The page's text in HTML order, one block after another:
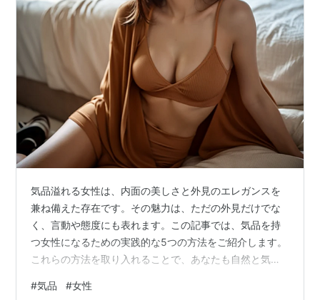
気品溢れる女性は、内面の美しさと外見のエレガンスを
兼ね備えた存在です。その魅力は、ただの外見だけでな
く、言動や態度にも表れます。この記事では、気品を持
つ女性になるための実践的な5つの方法をご紹介します。
これらの方法を取り入れることで、あなたも自然と気品
ち、自分を大切にする「気品のある女性は、自分自身に
#気品 #女性